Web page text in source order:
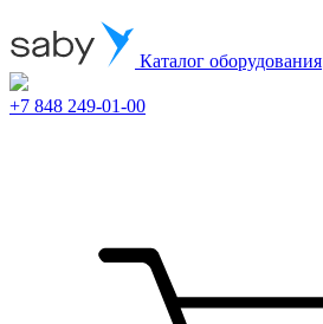
Каталог оборудования
+7 848 249-01-00